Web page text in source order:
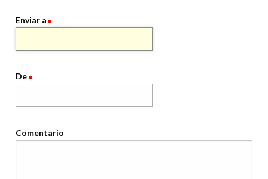
Enviar a
De
Comentario